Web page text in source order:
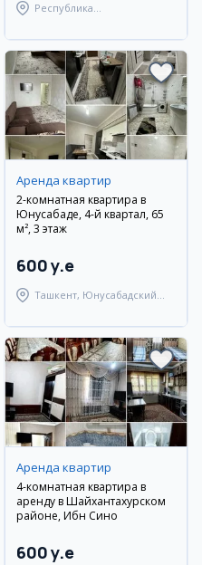
Республика
Берунийский район
Аренда квартир
2-комнатная квартира в
Юнусабаде, 4-й квартал, 65
м², 3 этаж
600 y.e
Ташкент, Юнусабадский
Аренда квартир
4-комнатная квартира в
аренду в Шайхантахурском
районе, Ибн Сино
600 y.e